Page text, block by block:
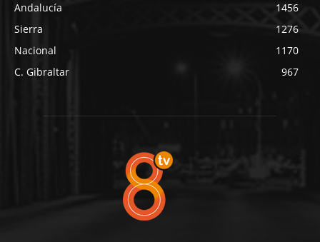
Andalucía
1456
Sierra
1276
Nacional
1170
C. Gibraltar
967